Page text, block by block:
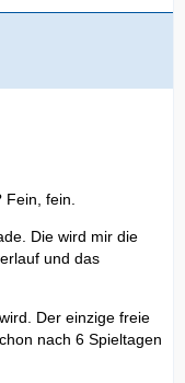
fein.
Die wird mir die
und das
Der einzige freie
nach 6 Spieltagen